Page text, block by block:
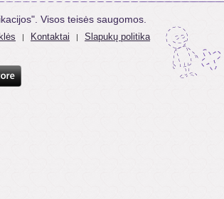
Visos teisės saugomos.
| Kontaktai | Slapukų politika